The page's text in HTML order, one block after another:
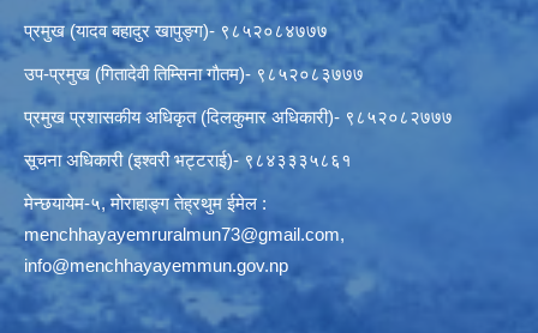
प्रमुख (यादव बहादुर खापुङ्ग)- ९८५२०८४७७७
उप-प्रमुख (गितादेवी तिम्सिना गाैतम)- ९८५२०८३७७७
प्रमुख प्रशासकीय अधिकृत (दिलकुमार अधिकारी)- ९८५२०८२७७७
सूचना अधिकारी (इश्वरी भट्टराई)- ९८४३३३५८६१
मेन्छयायेम-५, माेराहाङ्ग तेह्रथुम ईमेल :
menchhayayemruralmun73@gmail.com,
info@menchhayayemmun.gov.np